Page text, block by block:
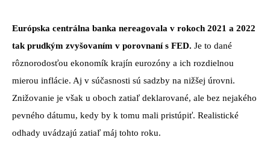
Európska centrálna banka nereagovala v rokoch 2021 a 2022
tak prudkým zvyšovaním v porovnaní s FED. Je to dané
rôznorodosťou ekonomík krajín eurozóny a ich rozdielnou
mierou inflácie. Aj v súčasnosti sú sadzby na nižšej úrovni.
Znižovanie je však u oboch zatiaľ deklarované, ale bez nejakého
pevného dátumu, kedy by k tomu mali pristúpiť. Realistické
odhady uvádzajú zatiaľ máj tohto roku.